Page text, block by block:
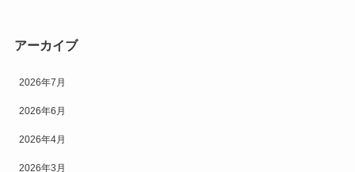
アーカイブ
2026年7月
2026年6月
2026年4月
2026年3月